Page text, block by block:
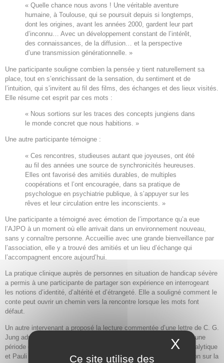
« Quelle chance nous avons ! Une véritable aventure
humaine, à Toulouse, qui se poursuit depuis si longtemps,
dont les origines, avant les années 2000, gardent leur part
d’inconnu… Avec un développement constant de l’intérêt,
des connaissances, de la diffusion… et la perspective
d’une transmission générationnelle. »
Une participante souligne combien la pensée y tient naturellement sa
place, tout en s’enrichissant de la sensation, du sentiment et de
l’intuition, qui s’invitent au fil des films, des échanges et des lieux visités.
Elle résume cet esprit par ces mots :
« Nous sortions sur les traces des concepts jungiens dans
le monde concret que nous habitions. »
Une autre participante témoigne :
« Ces rencontres, studieuses autant que joyeuses, ont été
au fil des années une source de synchronicités heureuses.
Elles ont favorisé des amitiés durables, de multiples
coopérations et l’ont encouragée, dans sa pratique de
psychologue en psychiatrie publique, à s’appuyer sur les
rêves et leur circulation entre les inconscients. »
Une participante a témoigné avec émotion de l’importance qu’a eue
l’AJPO à un moment où elle arrivait dans un environnement nouveau,
sans y connaître personne. Accueillie avec une grande bienveillance par
l’association, elle y a trouvé des amitiés et un lieu d’échange qui
l’accompagnent encore aujourd’hui.
La pratique clinique auprès de personnes en situation de handicap sévère
a permis à une participante de partager son expérience en interrogeant
les notions d’identité, d’altérité et d’étrangeté. Elle a souligné comment le
conte peut ouvrir un chemin vers la rencontre lorsque les mots font
défaut.
Un autre intervenant a proposé la lecture commentée d’une lettre de C. G.
Jung adressée à Wolfgang Pauli en 1953, nous replongeant dans une
période où ces deux grandes figures, Jung pour la psychologie analytique
et Pauli pour la physique quantique, approfondissaient leur réflexion sur la
Ce site utilise des
X